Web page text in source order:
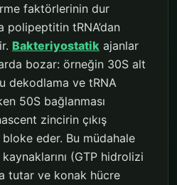
faktörlerinin dur
polipeptitin tRNA’dan
Bakteriyostatik ajanlar
bozar: örneğin 30S alt
dekodlama ve tRNA
50S bağlanması
zincirin çıkış
eder. Bu müdahale
(GTP hidrolizi
tutar ve konak hücre